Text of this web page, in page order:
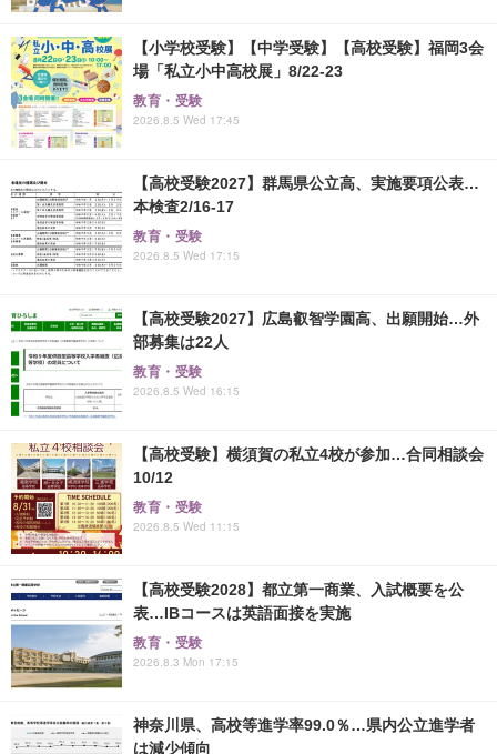
【小学校受験】【中学受験】【高校受験】福岡3会
場「私立小中高校展」8/22-23
教育・受験
2026.8.5 Wed 17:45
【高校受験2027】群馬県公立高、実施要項公表…
本検査2/16-17
教育・受験
2026.8.5 Wed 17:15
【高校受験2027】広島叡智学園高、出願開始…外
部募集は22人
教育・受験
2026.8.5 Wed 16:15
【高校受験】横須賀の私立4校が参加…合同相談会
10/12
教育・受験
2026.8.5 Wed 11:15
【高校受験2028】都立第一商業、入試概要を公
表…IBコースは英語面接を実施
教育・受験
2026.8.3 Mon 17:15
神奈川県、高校等進学率99.0％…県内公立進学者
は減少傾向